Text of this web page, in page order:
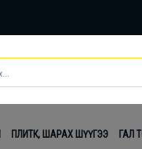
ПЛИТК, ШАРАХ ШҮҮГЭЭ ГАЛ